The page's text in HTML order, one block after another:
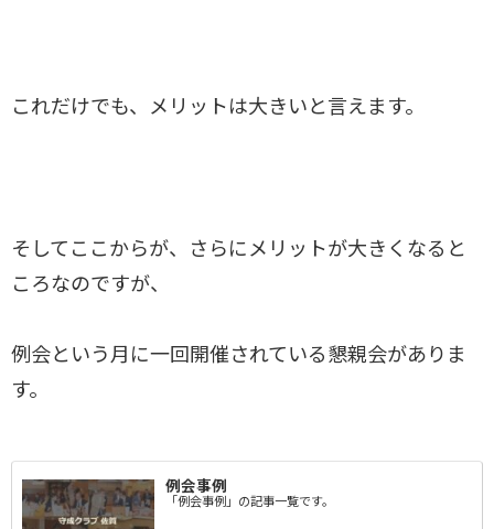
これだけでも、メリットは大きいと言えます。
そしてここからが、さらにメリットが大きくなると
ころなのですが、
例会という月に一回開催されている懇親会がありま
す。
例会事例
「例会事例」の記事一覧です。